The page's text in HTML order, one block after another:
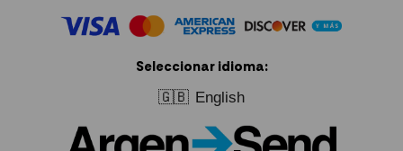
Seleccionar idioma:
🇬🇧 English